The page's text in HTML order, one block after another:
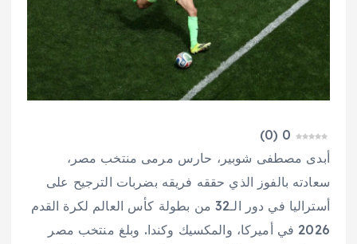
0
(
0
)
أبدى مصطفى شوبير، حارس مرمى منتخب مصر،
سعادته بالفوز الذي حققه فريقه بضربات الترجيح على
أستراليا في دور الـ32 من بطولة كأس العالم لكرة القدم
2026 في أميركا، والمكسيك وكندا. وبلغ منتخب مصر